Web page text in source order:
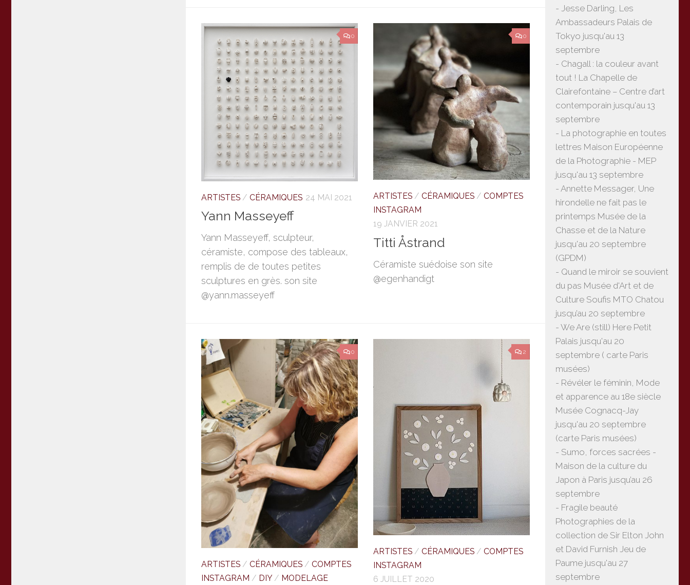
0
ARTISTES / CÉRAMIQUES 24 MAI 2021
Yann Masseyeff
Yann Masseyeff, sculpteur,
céramiste, compose des tableaux,
remplis de de toutes petites
sculptures en grès. son site
@yann.masseyeff
0
ARTISTES / CÉRAMIQUES / COMPTES
INSTAGRAM
19 JANVIER 2021
Titti Åstrand
Céramiste suédoise son site
@egenhandigt
0
ARTISTES / CÉRAMIQUES / COMPTES
INSTAGRAM / DIY / MODELAGE
2
ARTISTES / CÉRAMIQUES / COMPTES
INSTAGRAM
6 JUILLET 2020
- Jesse Darling, Les
Ambassadeurs Palais de
Tokyo jusqu'au 13
septembre
- Chagall : la couleur avant
tout ! La Chapelle de
Clairefontaine – Centre d’art
contemporain jusqu'au 13
septembre
- La photographie en toutes
lettres Maison Européenne
de la Photographie - MEP
jusqu'au 13 septembre
- Annette Messager, Une
hirondelle ne fait pas le
printemps Musée de la
Chasse et de la Nature
jusqu'au 20 septembre
(GPDM)
- Quand le miroir se souvient
du pas Musée d'Art et de
Culture Soufis MTO Chatou
jusqu’au 20 septembre
- We Are (still) Here Petit
Palais jusqu'au 20
septembre ( carte Paris
musées)
- Révéler le féminin, Mode
et apparence au 18e siècle
Musée Cognacq-Jay
jusqu'au 20 septembre
(carte Paris musées)
- Sumo, forces sacrées -
Maison de la culture du
Japon à Paris jusqu’au 26
septembre
- Fragile beauté
Photographies de la
collection de Sir Elton John
et David Furnish Jeu de
Paume jusqu'au 27
septembre